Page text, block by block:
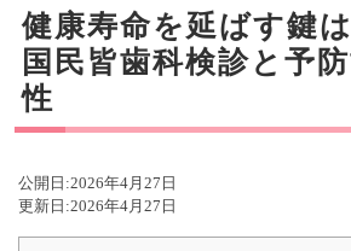
健康寿命を延ばす鍵
国民皆歯科検診と予
性
公開日:2026年4月27日
更新日:2026年4月27日